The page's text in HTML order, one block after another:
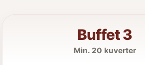
Buffet 3
Min. 20 kuverter